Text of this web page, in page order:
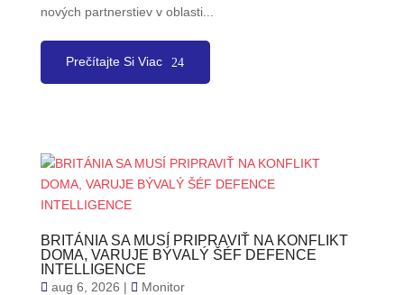
nových partnerstiev v oblasti...
Prečítajte Si Viac
BRITÁNIA SA MUSÍ PRIPRAVIŤ NA KONFLIKT
DOMA, VARUJE BÝVALÝ ŠÉF DEFENCE
INTELLIGENCE
aug 6, 2026 |
Monitor